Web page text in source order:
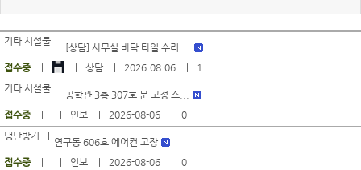
기타 시설물
[상담] 사무실 바닥 타일 수리 ...
접수중
상담 2026-08-06
1
기타 시설물
공학관 3층 307호 문 고정 스...
접수중
인보 2026-08-06
0
냉난방기
연구동 606호 에어컨 고장
접수중
인보 2026-08-06
0